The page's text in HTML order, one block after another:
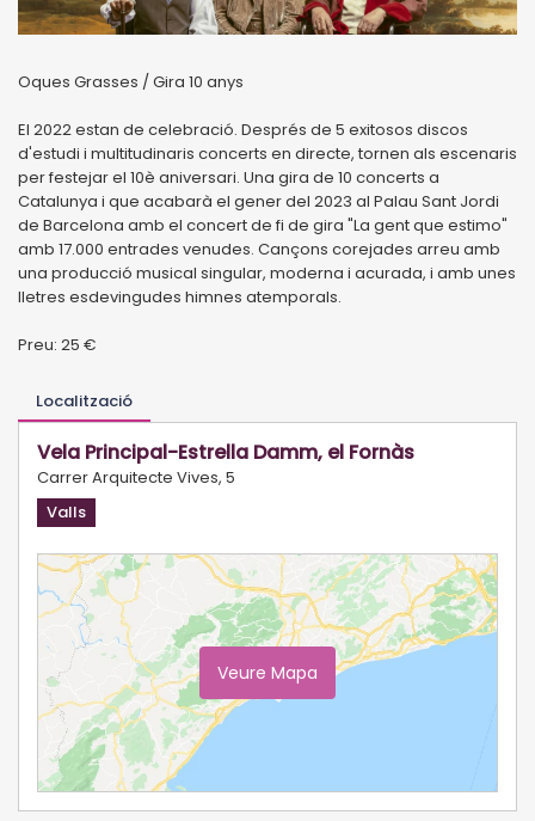
Oques Grasses / Gira 10 anys
El 2022 estan de celebració. Després de 5 exitosos discos
d'estudi i multitudinaris concerts en directe, tornen als escenaris
per festejar el 10è aniversari. Una gira de 10 concerts a
Catalunya i que acabarà el gener del 2023 al Palau Sant Jordi
de Barcelona amb el concert de fi de gira "La gent que estimo"
amb 17.000 entrades venudes. Cançons corejades arreu amb
una producció musical singular, moderna i acurada, i amb unes
lletres esdevingudes himnes atemporals.
Preu: 25 €
Localització
Vela Principal-Estrella Damm, el Fornàs
Carrer Arquitecte Vives, 5
Valls
Veure Mapa